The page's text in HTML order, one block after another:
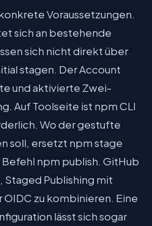
Voraussetzungen.
sich an bestehende
sich nicht direkt über
stagen. Der Account
und aktivierte Zwei-
Auf Toolseite ist npm CLI
Wo der gestufte
soll, ersetzt npm stage
npm publish. GitHub
Publishing mit
OIDC zu kombinieren. Eine
lässt sich sogar